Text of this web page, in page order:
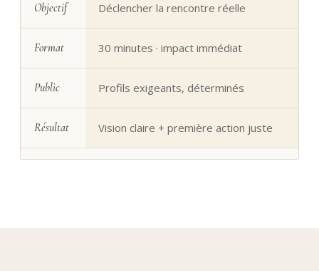
Objectif Déclencher la rencontre réelle
Format 30 minutes · impact immédiat
Public Profils exigeants, déterminés
Résultat Vision claire + première action juste